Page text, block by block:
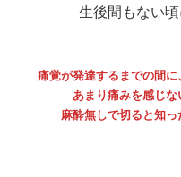
生後間もない
痛覚が発達するまでの間
あまり痛みを感じ
麻酔無しで切ると知